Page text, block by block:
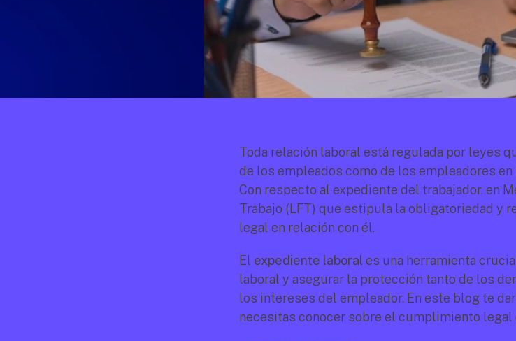
Toda relación laboral está regulada por leyes
de los empleados como de los empleadores
Con respecto al expediente del trabajador, en
Trabajo (LFT) que estipula la obligatoriedad y
legal en relación con él.
El expediente laboral es una herramienta
laboral y asegurar la protección tanto de los
los intereses del empleador. En este blog te
necesitas conocer sobre el cumplimiento legal